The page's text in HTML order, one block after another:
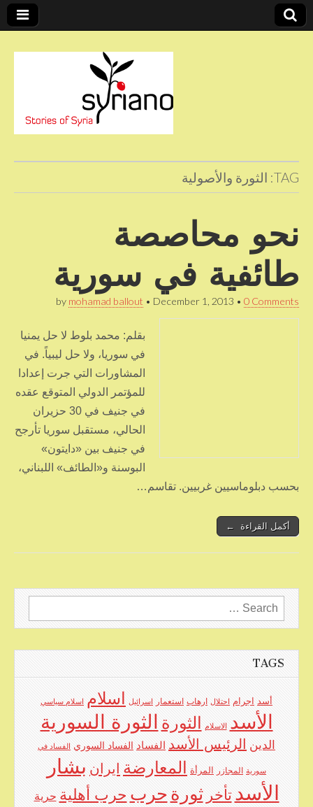
TAG: الثورة والأصولية
نحو محاصصة
طائفية في سورية
by mohamad ballout • December 1, 2013 • 0 Comments
بقلم: محمد بلوط لا حل يمنيا
في سوريا، ولا حل ليبياً. في
المشاورات التي جرت إعدادا
للمؤتمر الدولي المتوقع عقده
في جنيف في 30 حزيران
الحالي، مستقبل سوريا تأرجح
في جنيف بين «دايتون»
البوسنة و«الطائف» اللبناني،
بحسب دبلوماسيين غربيين. تقاسم…
أكمل القراءة ←
Search
for:
TAGS
أسد اجرام احتلال ارهاب استعمار اسرائيل اسلام اسلام سياسي
الأسد الاسلام الثورة الثورة السورية
الدين الرئيس الأسد الفساد الفساد السوري الفساد في
سورية المجازر المرأة المعارضة ايران بشار
الأسد تأخر ثورة حرب حرب أهلية حرية